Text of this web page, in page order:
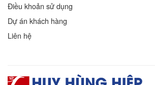
Điều khoản sử dụng
Dự án khách hàng
Liên hệ